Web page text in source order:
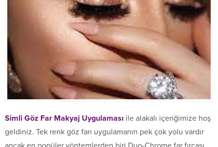
Simli Göz Far Makyaj Uygulaması ile alakalı içeriğimize hoş
geldiniz. Tek renk göz farı uygulamanın pek çok yolu vardır